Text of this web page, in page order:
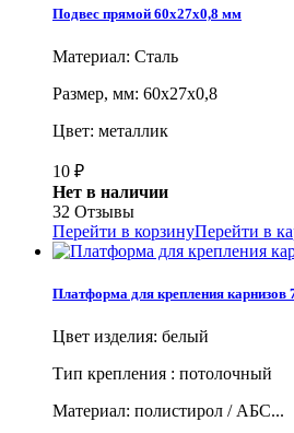
Подвес прямой 60х27х0,8 мм
Материал: Сталь
Размер, мм: 60х27х0,8
Цвет: металлик
10 ₽
Нет в наличии
32 Отзывы
Перейти в корзинуПерейти в
Платформа для крепления карнизов
Цвет изделия: белый
Тип крепления : потолочный
Материал: полистирол / АБС...